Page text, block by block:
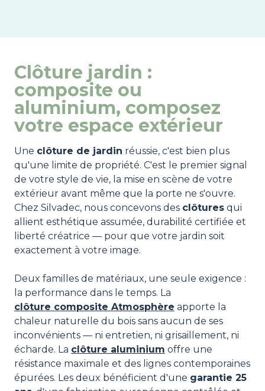
Clôture jardin :
composite ou
aluminium, composez
votre espace extérieur
Une clôture de jardin réussie, c'est bien plus
qu'une limite de propriété. C'est le premier signal
de votre style de vie, la mise en scène de votre
extérieur avant même que la porte ne s'ouvre.
Chez Silvadec, nous concevons des clôtures qui
allient esthétique assumée, durabilité certifiée et
liberté créatrice — pour que votre jardin soit
exactement à votre image.
Deux familles de matériaux, une seule exigence :
la performance dans le temps. La
clôture composite Atmosphère apporte la
chaleur naturelle du bois sans aucun de ses
inconvénients — ni entretien, ni grisaillement, ni
écharde. La clôture aluminium offre une
résistance maximale et des lignes contemporaines
épurées. Les deux bénéficient d'une garantie 25